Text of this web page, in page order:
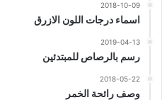
2018-10-09
اسماء درجات اللون الازرق
2019-04-13
رسم بالرصاص للمبتدئين
2018-05-22
وصف رائحة الخمر